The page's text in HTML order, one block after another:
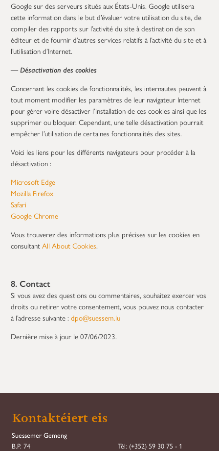
Google sur des serveurs situés aux États-Unis. Google utilisera
cette information dans le but d’évaluer votre utilisation du site, de
compiler des rapports sur l’activité du site à destination de son
éditeur et de fournir d’autres services relatifs à l’activité du site et à
l’utilisation d’Internet.
— Désactivation des cookies
Concernant les cookies de fonctionnalités, les internautes peuvent à
tout moment modifier les paramètres de leur navigateur Internet
pour gérer voire désactiver l’installation de ces cookies ainsi que les
supprimer ou bloquer. Cependant, une telle désactivation pourrait
empêcher l’utilisation de certaines fonctionnalités des sites.
Voici les liens pour les différents navigateurs pour procéder à la
désactivation :
Microsoft Edge
Mozilla Firefox
Safari
Google Chrome
Vous trouverez des informations plus précises sur les cookies en
consultantAll About Cookies.
8. Contact
Si vous avez des questions ou commentaires, souhaitez exercer vos
droits ou retirer votre consentement, vous pouvez nous contacter
à l’adresse suivante :dpo@suessem.lu
Dernière mise à jour le 07/06/2023.
Kontaktéiert eis
Suessemer Gemeng
B.P. 74
Tél: (+352) 59 30 75 - 1